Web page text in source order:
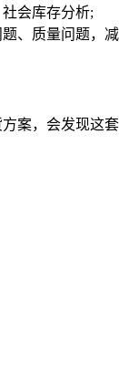
会库存分析;
、质量问题，减
案，会发现这